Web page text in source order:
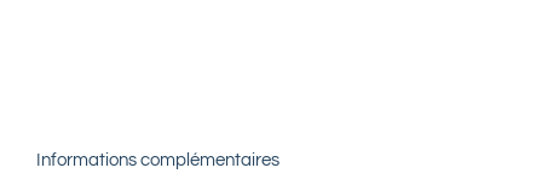
|
Informations complémentaires